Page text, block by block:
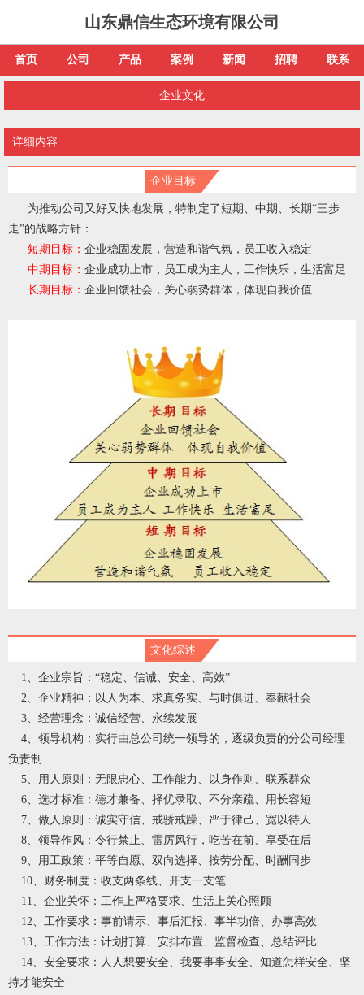
山东鼎信生态环境有限公司
首页 公司 产品 案例 新闻 招聘 联系
企业文化
详细内容
企业目标
为推动公司又好又快地发展，特制定了短期、中期、长期“三步
走”的战略方针：
短期目标 ： 企业稳固发展，营造和谐气氛，员工收入稳定
中期目标： 企业成功上市，员工成为主人，工作快乐，生活富足
长期目标： 企业回馈社会，关心弱势群体，体现自我价值
文化综述
1、企业宗旨：“稳定、信诚、安全、高效”
2、企业精神：以人为本、求真务实、与时俱进、奉献社会
3、经营理念：诚信经营、永续发展
4、领导机构：实行由总公司统一领导的，逐级负责的分公司经理
负责制
5、用人原则：无限忠心、工作能力、以身作则、联系群众
6、选才标准：德才兼备、择优录取、不分亲疏、用长容短
7、做人原则：诚实守信、戒骄戒躁、严于律己、宽以待人
8、领导作风：令行禁止、雷厉风行，吃苦在前、享受在后
9、用工政策：平等自愿、双向选择、按劳分配、时酬同步
10、财务制度：收支两条线、开支一支笔
11、企业关怀：工作上严格要求、生活上关心照顾
12、工作要求：事前请示、事后汇报、事半功倍、办事高效
13、工作方法：计划打算、安排布置、监督检查、总结评比
14、安全要求：人人想要安全、我要事事安全、知道怎样安全、坚
持才能安全